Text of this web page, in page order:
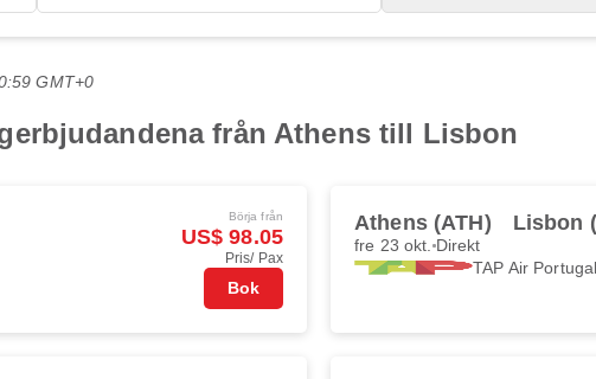
GMT+0
från Athens till Lisbon
Börja från
US$ 98.05
Pris/ Pax
Bok
Athens (ATH) Lisbon
fre 23 okt. Direkt
TAP Air Portugal